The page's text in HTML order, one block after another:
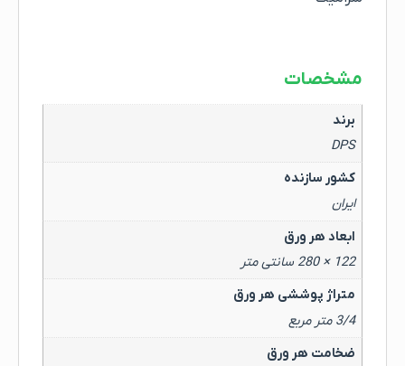
مشخصات
برند
DPS
کشور سازنده
ایران
ابعاد هر ورق
122 × 280 سانتی متر
متراژ پوششی هر ورق
3/4 متر مربع
ضخامت هر ورق